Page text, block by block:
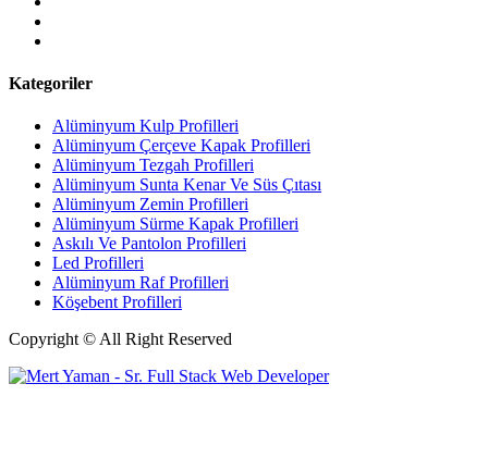
Kategoriler
Alüminyum Kulp Profilleri
Alüminyum Çerçeve Kаpаk Profilleri
Alüminyum Tezgah Profilleri
Alüminyum Sunta Kenar Ve Süs Çıtası
Alüminyum Zemin Profilleri
Alüminyum Sürme Kapak Profilleri
Askılı Ve Pantolon Profilleri
Led Profilleri
Alüminyum Raf Profilleri
Köşebent Profilleri
Copyright © All Right Reserved